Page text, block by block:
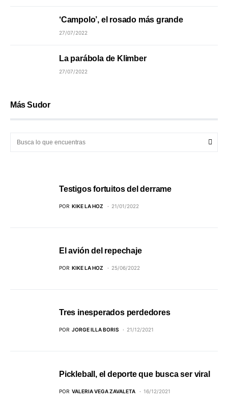
‘Campolo’, el rosado más grande
27/07/2022
La parábola de Klimber
27/07/2022
Más Sudor
Testigos fortuitos del derrame
POR KIKE LA HOZ 21/01/2022
El avión del repechaje
POR KIKE LA HOZ 25/06/2022
Tres inesperados perdedores
POR JORGE ILLA BORIS 21/12/2021
Pickleball, el deporte que busca ser viral
POR VALERIA VEGA ZAVALETA 16/12/2021